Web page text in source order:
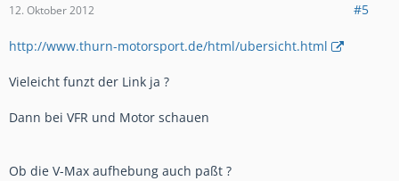
12. Oktober 2012 #5
http://www.thurn-motorsport.de/html/ubersicht.html
Vieleicht funzt der Link ja ?
Dann bei VFR und Motor schauen
Ob die V-Max aufhebung auch paßt ?